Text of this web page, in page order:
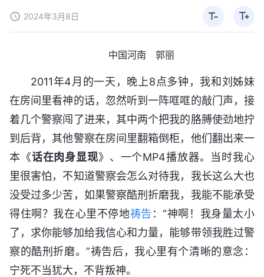
2024年3月8日
中国河南 郭丽
2011年4月的一天，晚上8点多钟，我和刘姊妹
在房间里看神的话，忽然听到一阵哐哐的敲门声，接
着几个警察闯了进来，其中两个把我的胳膊使劲地拧
到后背，其他警察在房间里翻箱倒柜，他们翻出来一
本《话在肉身显现》、一个MP4播放器。当时我心
里很害怕，不知道警察会怎么对待我，我长这么大也
没受过多少苦，如果警察酷刑折磨我，我能不能承受
得住啊？我在心里不停地祷告 ：“神啊！我身量太小
了，求你能够加给我信心和力量，能够带领我胜过警
察的酷刑折磨。”祷告后，我心里有个清晰的意念：
宁死不当犹大，不背叛神。